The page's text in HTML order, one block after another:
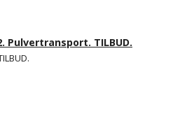
Pulvertransport. TILBUD.